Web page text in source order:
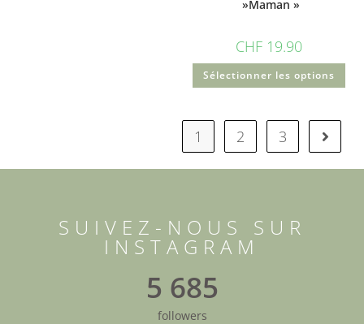
»Maman »
CHF 19.90
Sélectionner les options
1 2 3
SUIVEZ-NOUS SUR
INSTAGRAM
followers
5 685